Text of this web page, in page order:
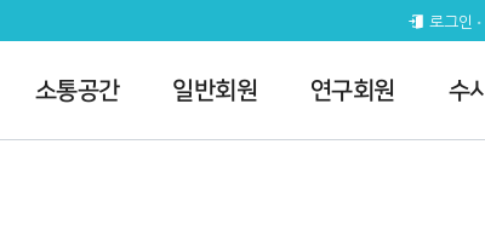
심포지엄 개최 > 전체공지로그인
소통공간 일반회원 연구회원 수